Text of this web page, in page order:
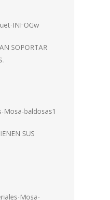
SOPORTAR
SUS